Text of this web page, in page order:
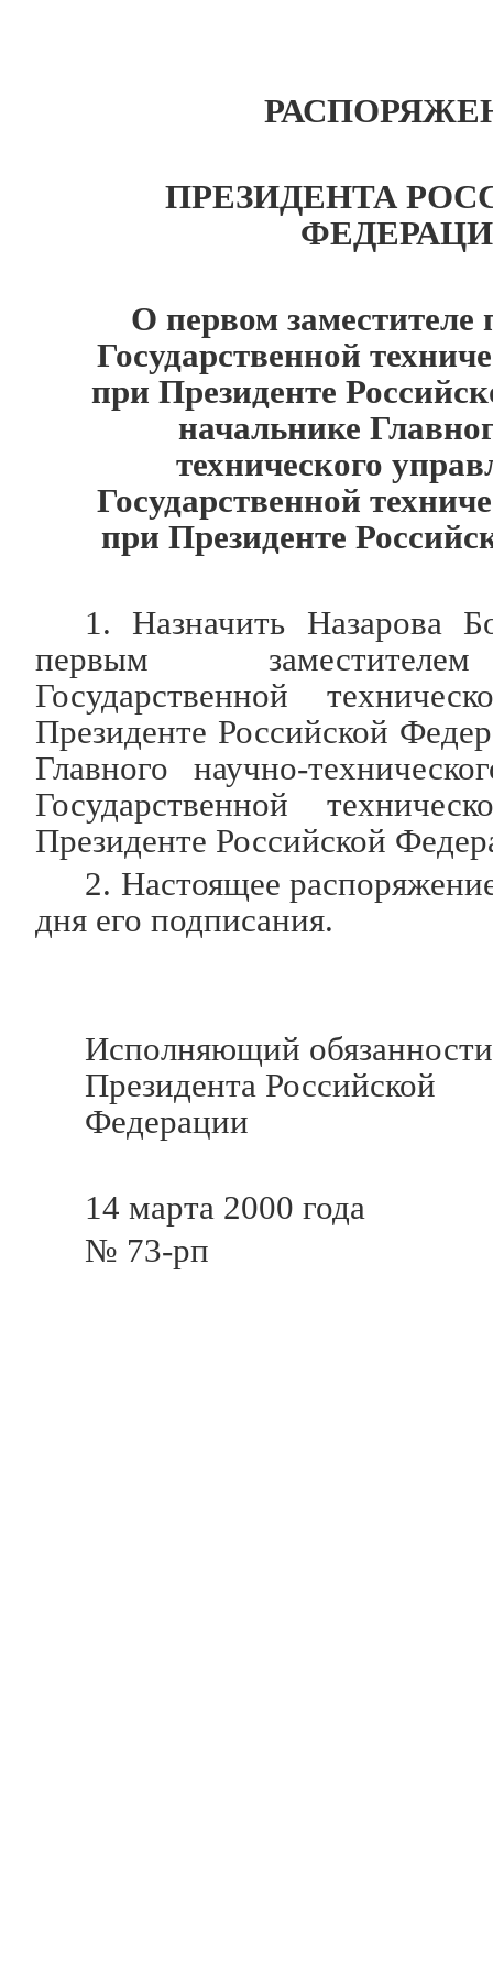
ПРЕЗИДЕНТА
О первом заместителе
Государственной
при Президенте
начальнике
технического
Государственной
при Президенте
1. Назначить Назарова
первым
Государственной
Президенте Российской
Главного научно-
Государственной
Президенте Российской
2. Настоящее
дня его подписания.
Исполняющий обязанности
Президента Российской
Федерации
14 марта 2000 года
№ 73-рп